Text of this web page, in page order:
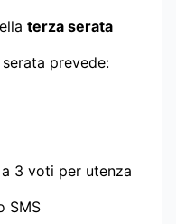
terza serata
prevede:
3 voti per utenza
SMS